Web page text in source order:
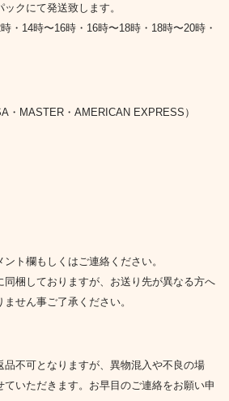
クにて発送致します。
・14時〜16時・16時〜18時・18時〜20時・
・MASTER・AMERICAN EXPRESS）
ト欄もしくはご連絡ください。
同梱しておりますが、お送り先が異なる方へ
せん事ご了承ください。
品不可となりますが、異物混入や不良の場
いただきます。お早目のご連絡をお願い申